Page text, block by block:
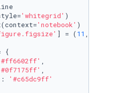
'whitegrid' )
'notebook' )
] = ( 11 ,
{
,
,
:
'#c65dc9ff'